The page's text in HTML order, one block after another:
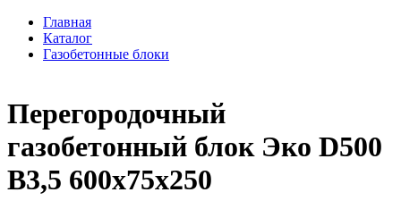
Главная
Каталог
Газобетонные блоки
Перегородочный
газобетонный блок Эко D500
B3,5 600x75x250